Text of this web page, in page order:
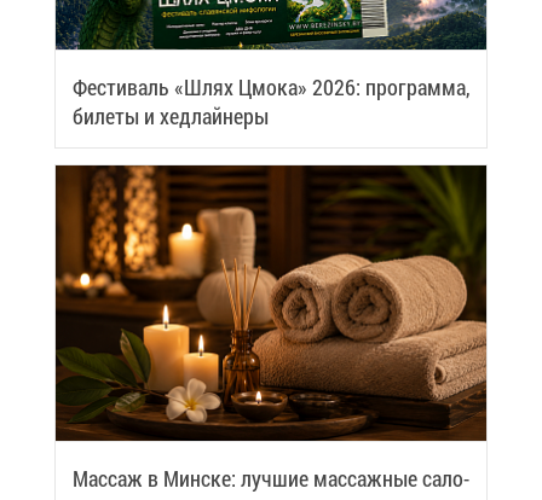
Фе­сти­валь «Шлях Цмо­ка» 2026: про­грам­ма,
би­ле­ты и хед­лай­не­ры
Мас­саж в Мин­ске: луч­шие мас­саж­ные са­ло­